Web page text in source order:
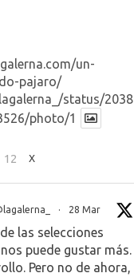
un-
pajaro/
status/2038
photo/1
12 X
· 28 Mar
las selecciones
puede gustar más.
Pero no de ahora,